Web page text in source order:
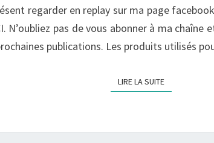
regarder en replay sur ma page
N’oubliez pas de vous abonner à ma
publications. Les produits utilisés
LIRE LA SUITELIRE LA SUITE